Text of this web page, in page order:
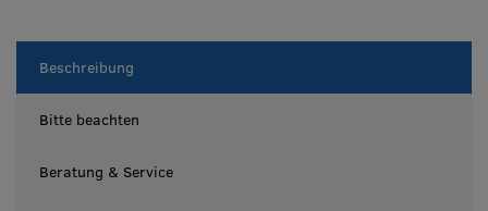
Beschreibung
Bitte beachten
Beratung & Service